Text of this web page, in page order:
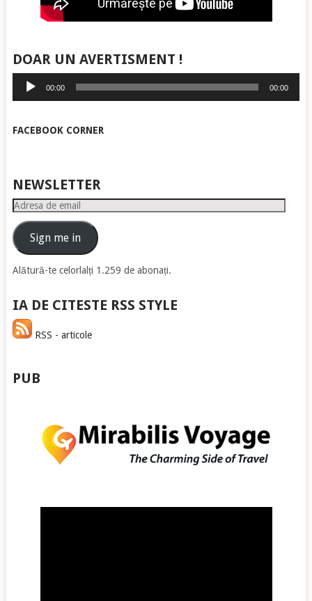
DOAR UN AVERTISMENT !
Player
audio
00:00 00:00
FACEBOOK CORNER
NEWSLETTER
Adresa
emailSign me in
Alătură-te celorlalți 1.259 de abonați.
IA DE CITESTE RSS STYLE
RSS - articole
PUB